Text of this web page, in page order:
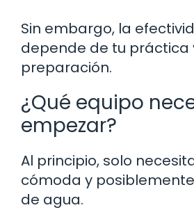
Sin embargo, la
depende de tu práctica
preparación.
¿Qué equipo
empezar?
Al principio, solo
cómoda y
de agua.